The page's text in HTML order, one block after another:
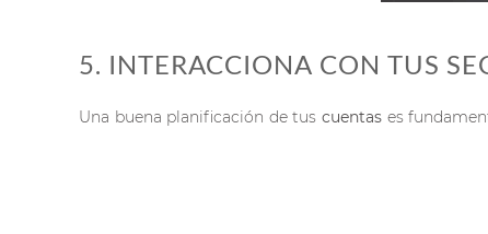
5. INTERACCIONA CON TUS
Una buena planificación de tus cuentases